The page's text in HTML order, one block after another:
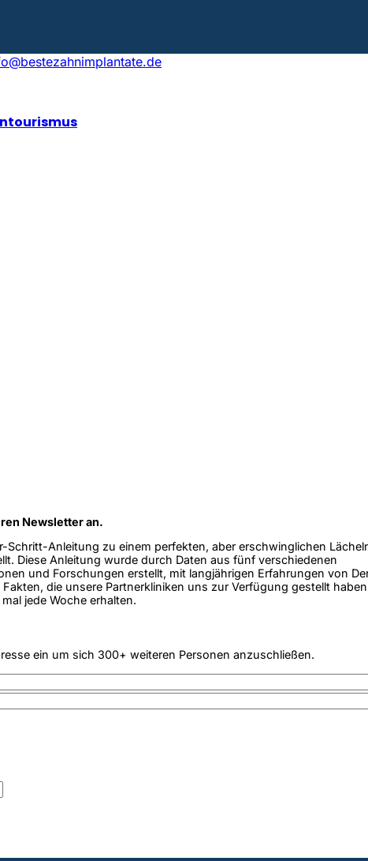
Newsletter an.
Schritt-Anleitung zu einem perfekten, aber erschwinglichen
Diese Anleitung wurde durch Daten aus fünf verschiedenen
und Forschungen erstellt, mit langjährigen Erfahrungen von
die unsere Partnerkliniken uns zur Verfügung gestellt
jede Woche erhalten.
ein um sich 300+ weiteren Personen anzuschließen.